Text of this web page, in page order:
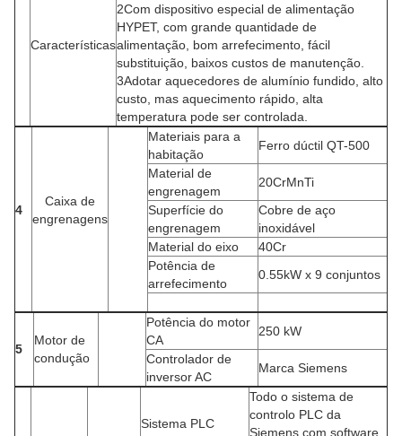
Características
2Com dispositivo especial de alimentação
HYPET, com grande quantidade de
alimentação, bom arrefecimento, fácil
substituição, baixos custos de manutenção.
3Adotar aquecedores de alumínio fundido, alto
custo, mas aquecimento rápido, alta
temperatura pode ser controlada.
4
Caixa de
engrenagens
Materiais para a
habitação
Ferro dúctil QT-500
Material de
engrenagem
20CrMnTi
Superfície do
engrenagem
Cobre de aço
inoxidável
Material do eixo
40Cr
Potência de
arrefecimento
0.55kW x 9 conjuntos
5
Motor de
condução
Potência do motor
CA
250 kW
Controlador de
inversor AC
Marca Siemens
Sistema PLC
Todo o sistema de
controlo PLC da
Siemens com software